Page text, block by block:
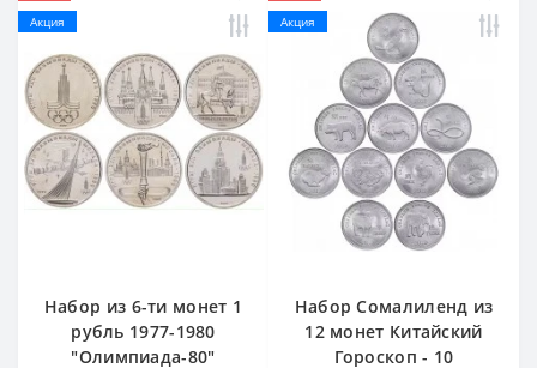
Акция
Набор из 6-ти монет 1
рубль 1977-1980
"Олимпиада-80"
Акция
Набор Сомалиленд из
12 монет Китайский
Гороскоп - 10